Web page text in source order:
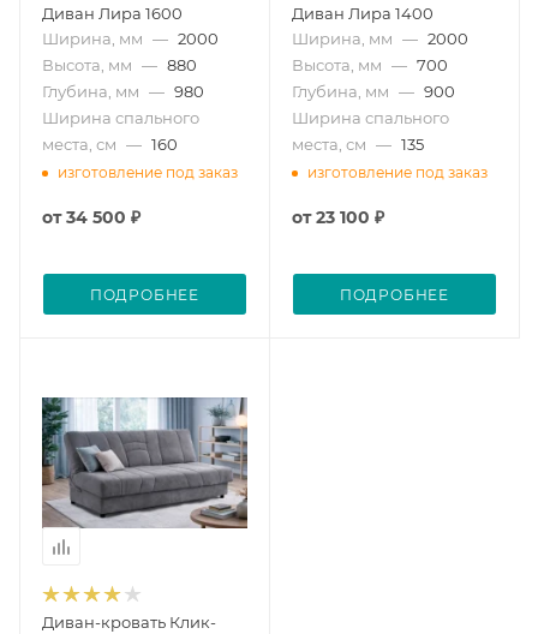
Диван Лира 1600
Ширина, мм — 2000
Высота, мм — 880
Глубина, мм — 980
Ширина спального
места, см — 160
изготовление под заказ
от34 500 ₽
ПОДРОБНЕЕ
Диван Лира 1400
Ширина, мм — 2000
Высота, мм — 700
Глубина, мм — 900
Ширина спального
места, см — 135
изготовление под заказ
от23 100 ₽
ПОДРОБНЕЕ
Диван-кровать Клик-